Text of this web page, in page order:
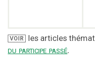
VOIR les articles
du participe passé.